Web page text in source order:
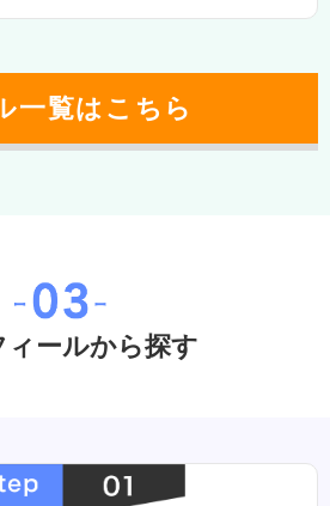
⼀覧はこちら
ィールから探す